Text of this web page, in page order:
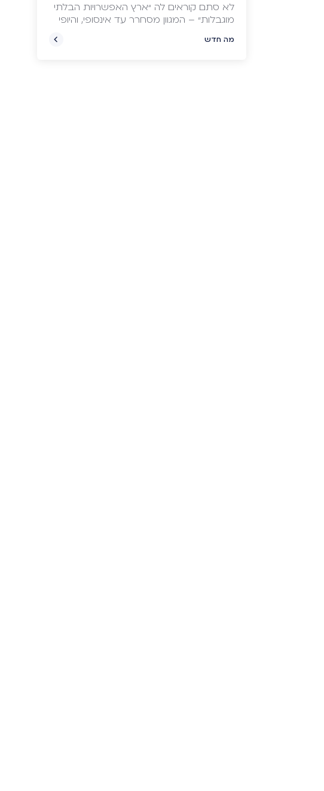
לא סתם קוראים לה “ארץ האפשרויות הבלתי
מוגבלות” – המגוון מסחרר עד אינסופי, והיופי
איך דואגים לויזה, ומהו ביטוח הנסיעות
מה חדש